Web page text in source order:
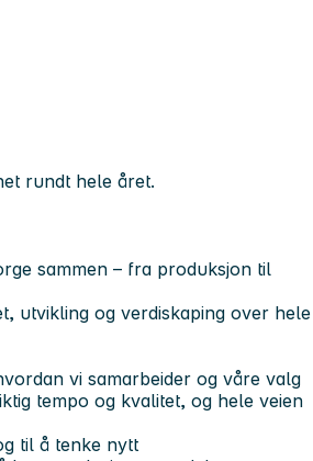
rundt hele året.
sammen – fra produksjon til
utvikling og verdiskaping over hele
vi samarbeider og våre valg
tempo og kvalitet, og hele veien
til å tenke nytt